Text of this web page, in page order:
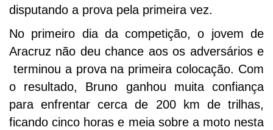
disputando a prova pela primeira vez.
No primeiro dia da competição, o jovem de
Aracruz não deu chance aos os adversários e
terminou a prova na primeira colocação. Com
o resultado, Bruno ganhou muita confiança
para enfrentar cerca de 200 km de trilhas,
ficando cinco horas e meia sobre a moto nesta